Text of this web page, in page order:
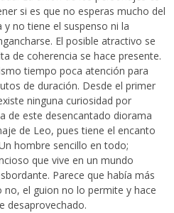
si es que no esperas mucho del
no tiene el suspenso ni la
El posible atractivo se
de coherencia se hace presente.
tiempo poca atención para
de duración. Desde el primer
ninguna curiosidad por
de este desencantado diorama
de Leo, pues tiene el encanto
hombre sencillo en todo;
que vive en un mundo
Parece que había más
el guion no lo permite y hace
desaprovechado.